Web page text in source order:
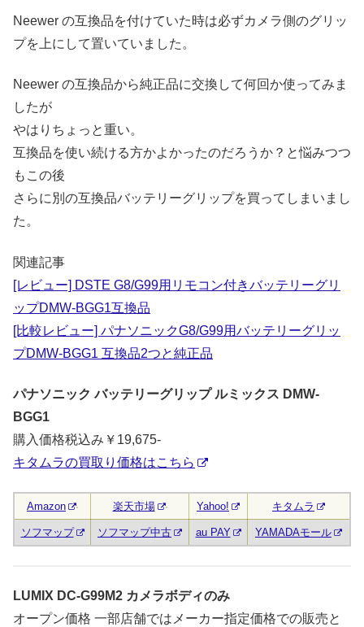
Neewer の互換品を付けていた時は必ずカメラ側のグリッ
プを上にして置いていました。
Neewer の互換品から純正品に交換して何回か使ってみま
したが
やはりちょっと重い。
互換品を使い続ける方かよかったのだろうか？と悩みつつ
もこの後
さらに別の互換品バッテリーグリップを買ってしまいまし
た。
関連記事
[レビュー] DSTE G8/G99用リモコン付きバッテリーグリ
ップDMW-BGG1互換品
[比較レビュー] パナソニックG8/G99用バッテリーグリッ
プDMW-BGG1 互換品2つと純正品
パナソニック バッテリーグリップ ルミックス DMW-
BGG1
購入価格税込み￥19,675-
キタムラの買取り価格はこちら
Amazon 楽天市場 Yahoo! キタムラ
ソフマップ ソフマップ中古 au PAY YAMADAモール
LUMIX DC-G99M2 カメラボディのみ
オープン価格 一部店舗ではメーカー指定価格での販売と